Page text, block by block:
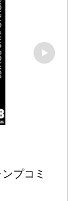
プコミ